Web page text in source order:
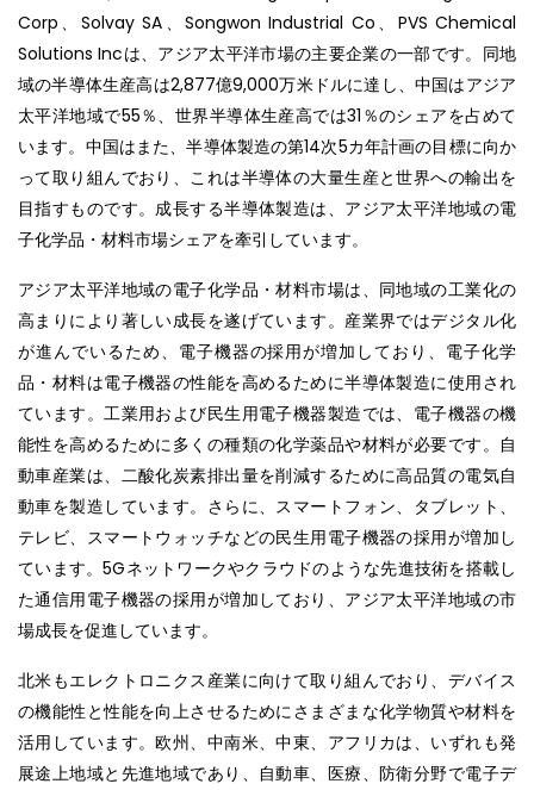
Corp、Solvay SA、Songwon Industrial Co、PVS Chemical
Solutions Incは、アジア太平洋市場の主要企業の一部です。同地
域の半導体生産高は2,877億9,000万米ドルに達し、中国はアジア
太平洋地域で55％、世界半導体生産高では31％のシェアを占めて
います。中国はまた、半導体製造の第14次5カ年計画の目標に向か
って取り組んでおり、これは半導体の大量生産と世界への輸出を
目指すものです。成長する半導体製造は、アジア太平洋地域の電
子化学品・材料市場シェアを牽引しています。
アジア太平洋地域の電子化学品・材料市場は、同地域の工業化の
高まりにより著しい成長を遂げています。産業界ではデジタル化
が進んでいるため、電子機器の採用が増加しており、電子化学
品・材料は電子機器の性能を高めるために半導体製造に使用され
ています。工業用および民生用電子機器製造では、電子機器の機
能性を高めるために多くの種類の化学薬品や材料が必要です。自
動車産業は、二酸化炭素排出量を削減するために高品質の電気自
動車を製造しています。さらに、スマートフォン、タブレット、
テレビ、スマートウォッチなどの民生用電子機器の採用が増加し
ています。5Gネットワークやクラウドのような先進技術を搭載し
た通信用電子機器の採用が増加しており、アジア太平洋地域の市
場成長を促進しています。
北米もエレクトロニクス産業に向けて取り組んでおり、デバイス
の機能性と性能を向上させるためにさまざまな化学物質や材料を
活用しています。欧州、中南米、中東、アフリカは、いずれも発
展途上地域と先進地域であり、自動車、医療、防衛分野で電子デ